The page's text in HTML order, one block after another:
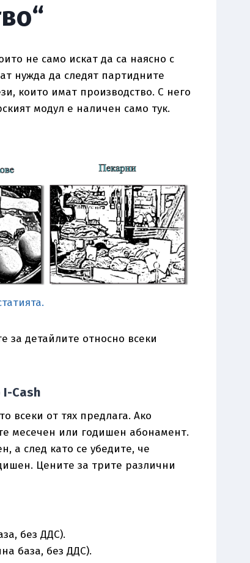
не само искат да са наясно с
нужда да следят партидните
които имат производство. С него
модул е наличен само тук.
за детайлите относно всеки
Cash
всеки от тях предлага. Ако
месечен или годишен абонамент.
а след като се убедите, че
Цените за трите различни
без ДДС).
база, без ДДС).